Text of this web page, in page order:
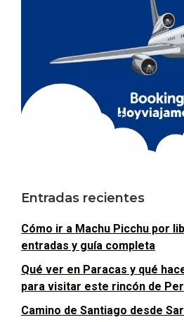
Entradas recientes
Cómo ir a Machu Picchu por
entradas y guía completa
Qué ver en Paracas y qué
para visitar este rincón de
Camino de Santiago desde